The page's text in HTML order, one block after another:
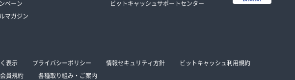
ペーン
マガジン
ビットキャッシュサポートセンター
表示 プライバシーポリシー 情報セキュリティ方針 ビットキャッシュ利用規約
員規約 各種取り組み・ご案内